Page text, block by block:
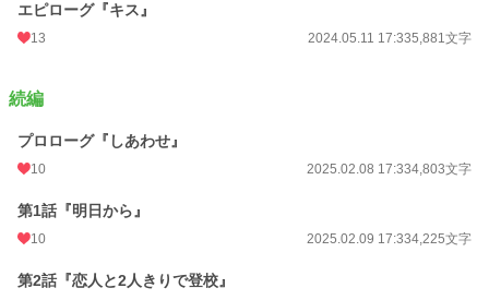
エピローグ『キス』
13 2024.05.11 17:335,881文字
続編
プロローグ『しあわせ』
10 2025.02.08 17:334,803文字
第1話『明日から』
10 2025.02.09 17:334,225文字
第2話『恋人と2人きりで登校』